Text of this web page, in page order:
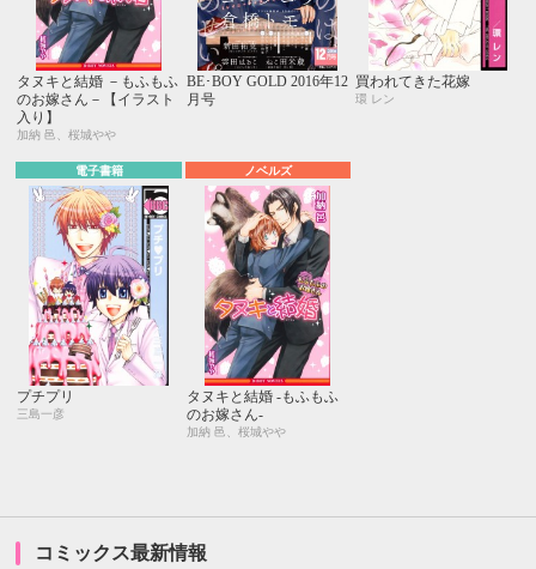
タヌキと結婚 －もふもふ
のお嫁さん－【イラスト
入り】
加納 邑、桜城やや
BE･BOY GOLD 2016年12
月号
買われてきた花嫁
環 レン
電子書籍
プチプリ
三島一彦
ノベルズ
タヌキと結婚 ‐もふもふ
のお嫁さん‐
加納 邑、桜城やや
コミックス最新情報